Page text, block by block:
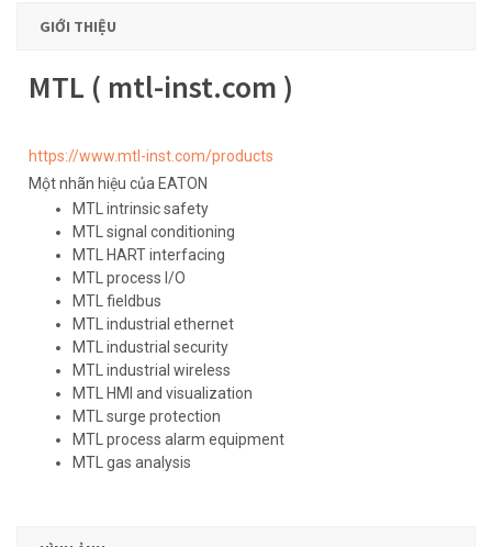
GIỚI THIỆU
MTL ( mtl-inst.com )
https://www.mtl-inst.com/products
Một nhãn hiệu của EATON
MTL intrinsic safety
MTL signal conditioning
MTL HART interfacing
MTL process I/O
MTL fieldbus
MTL industrial ethernet
MTL industrial security
MTL industrial wireless
MTL HMI and visualization
MTL surge protection
MTL process alarm equipment
MTL gas analysis